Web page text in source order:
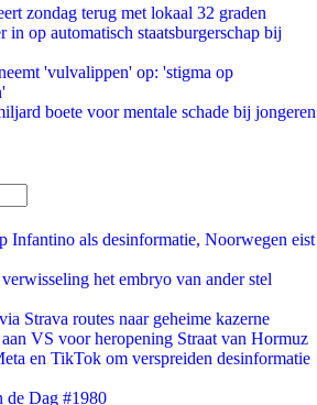
zondag terug met lokaal 32 graden
in op automatisch staatsburgerschap bij
'vulvalippen' op: 'stigma op
boete voor mentale schade bij jongeren
Infantino als desinformatie, Noorwegen eist
het embryo van ander stel
Strava routes naar geheime kazerne
aan VS voor heropening Straat van Hormuz
en TikTok om verspreiden desinformatie
de Dag #1980